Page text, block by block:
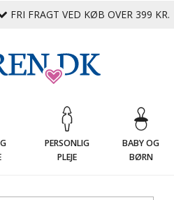
FRI FRAGT VED KØB OVER 399 KR.
PERSONLIG
PLEJE
BABY OG
BØRN